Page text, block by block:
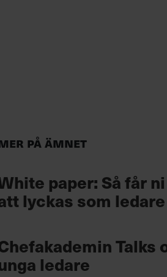
på ämnet
paper: Så får
lyckas som ledare
Talks
ledare